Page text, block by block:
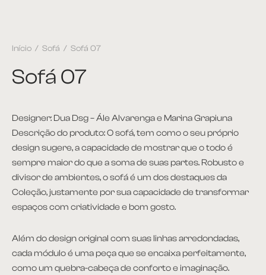
Início / Sofá / Sofá 07
Sofá 07
Designer: Dua Dsg – Ále Alvarenga e Marina Grapiuna
Descrição do produto: O sofá, tem como o seu próprio
design sugere, a capacidade de mostrar que o todo é
sempre maior do que a soma de suas partes. Robusto e
divisor de ambientes, o sofá é um dos destaques da
Coleção, justamente por sua capacidade de transformar
espaços com criatividade e bom gosto.
Além do design original com suas linhas arredondadas,
cada módulo é uma peça que se encaixa perfeitamente,
como um quebra-cabeça de conforto e imaginação.